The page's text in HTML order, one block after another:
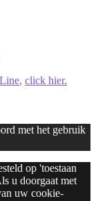
, click hier.
met het gebruik
op 'toestaan
u doorgaat met
uw cookie-